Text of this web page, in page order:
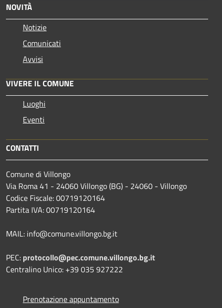
NOVITÀ
Notizie
Comunicati
Avvisi
VIVERE IL COMUNE
Luoghi
Eventi
CONTATTI
Comune di Villongo
Via Roma 41 - 24060 Villongo (BG) - 24060 - Villongo
Codice Fiscale: 00719120164
Partita IVA: 00719120164
MAIL: info@comune.villongo.bg.it
PEC: protocollo@pec.comune.villongo.bg.it
Centralino Unico: +39 035 927222
Prenotazione appuntamento